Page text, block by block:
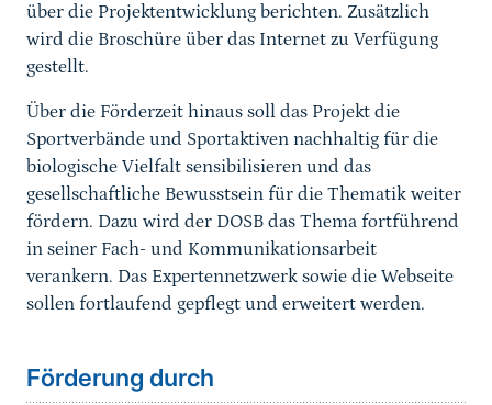
über die Projektentwicklung berichten. Zusätzlich
wird die Broschüre über das Internet zu Verfügung
gestellt.
Über die Förderzeit hinaus soll das Projekt die
Sportverbände und Sportaktiven nachhaltig für die
biologische Vielfalt sensibilisieren und das
gesellschaftliche Bewusstsein für die Thematik weiter
fördern. Dazu wird der DOSB das Thema fortführend
in seiner Fach- und Kommunikationsarbeit
verankern. Das Expertennetzwerk sowie die Webseite
sollen fortlaufend gepflegt und erweitert werden.
Förderung durch